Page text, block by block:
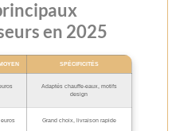
en 2025
SPÉCIFICITÉS
Adaptés chauffe-eaux, motifs
design
Grand choix, livraison rapide